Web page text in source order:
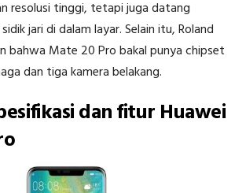
resolusi tinggi, tetapi juga datang
jari di dalam layar. Selain itu, Roland
bahwa Mate 20 Pro bakal punya chipset
dan tiga kamera belakang.
dan fitur Huawei